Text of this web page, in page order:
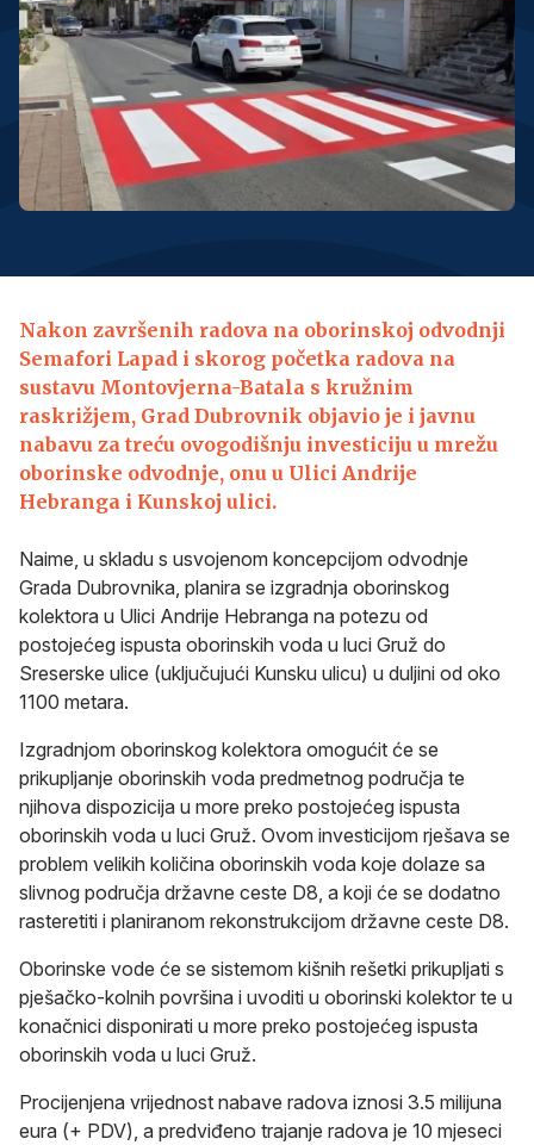
Nakon završenih radova na oborinskoj odvodnji
Semafori Lapad i skorog početka radova na
sustavu Montovjerna-Batala s kružnim
raskrižjem, Grad Dubrovnik objavio je i javnu
nabavu za treću ovogodišnju investiciju u mrežu
oborinske odvodnje, onu u Ulici Andrije
Hebranga i Kunskoj ulici.
Naime, u skladu s usvojenom koncepcijom odvodnje
Grada Dubrovnika, planira se izgradnja oborinskog
kolektora u Ulici Andrije Hebranga na potezu od
postojećeg ispusta oborinskih voda u luci Gruž do
Sreserske ulice (uključujući Kunsku ulicu) u duljini od oko
1100 metara.
Izgradnjom oborinskog kolektora omogućit će se
prikupljanje oborinskih voda predmetnog područja te
njihova dispozicija u more preko postojećeg ispusta
oborinskih voda u luci Gruž. Ovom investicijom rješava se
problem velikih količina oborinskih voda koje dolaze sa
slivnog područja državne ceste D8, a koji će se dodatno
rasteretiti i planiranom rekonstrukcijom državne ceste D8.
Oborinske vode će se sistemom kišnih rešetki prikupljati s
pješačko-kolnih površina i uvoditi u oborinski kolektor te u
konačnici disponirati u more preko postojećeg ispusta
oborinskih voda u luci Gruž.
Procijenjena vrijednost nabave radova iznosi 3.5 milijuna
eura (+ PDV), a predviđeno trajanje radova je 10 mjeseci